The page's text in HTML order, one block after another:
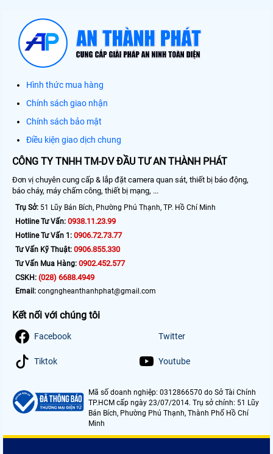
Hình thức mua hàng
Chính sách giao nhận
Chính sách bảo mật
Điều kiện giao dịch chung
CÔNG TY TNHH TM-DV ĐẦU TƯ AN THÀNH PHÁT
Đơn vị chuyên cung cấp & lắp đặt camera quan sát, thiết bị báo động,
báo cháy, máy chấm công, thiết bị mạng, ...
Trụ Sở: 51 Lũy Bán Bích, Phường Phú Thạnh, TP. Hồ Chí Minh
Hotline Tư Vấn: 0938.11.23.99
Hotline Tư Vấn 1: 0906.72.73.77
Tư Vấn Kỹ Thuật: 0906.855.330
Tư Vấn Mua Hàng: 0902.452.577
CSKH: (028) 6688.4949
Email: congngheanthanhphat@gmail.com
Kết nối với chúng tôi
Facebook Twitter
Tiktok Youtube
Mã số doanh nghiệp: 0312866570 do Sở Tài Chính
TP.HCM cấp ngày 23/07/2014. Trụ sở chính: 51 Lũy
Bán Bích, Phường Phú Thạnh, Thành Phố Hồ Chí
Minh